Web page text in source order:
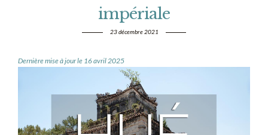
impériale
23 décembre 2021
Dernière mise à jour le 16 avril 2025